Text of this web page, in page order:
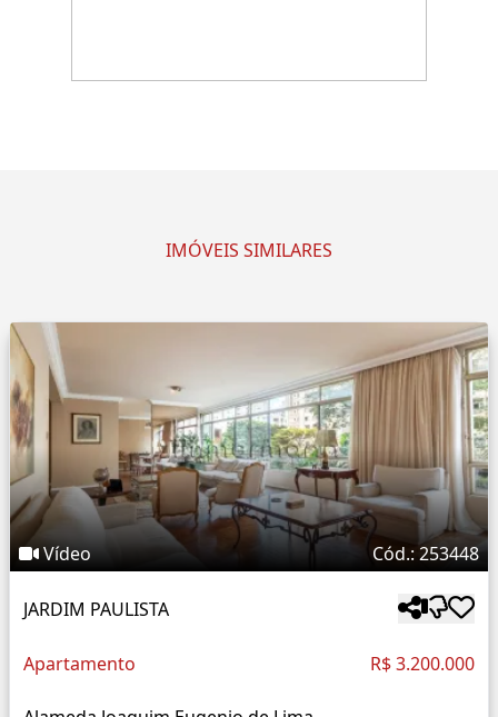
IMÓVEIS SIMILARES
Vídeo Cód.: 253448
JARDIM PAULISTA
Apartamento R$ 3.200.000